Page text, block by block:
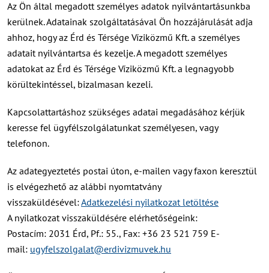
Az Ön által megadott személyes adatok nyilvántartásunkba
kerülnek. Adatainak szolgáltatásával Ön hozzájárulását adja
ahhoz, hogy az Érd és Térsége Víziközmű Kft. a személyes
adatait nyilvántartsa és kezelje. A megadott személyes
adatokat az Érd és Térsége Víziközmű Kft. a legnagyobb
körültekintéssel, bizalmasan kezeli.
Kapcsolattartáshoz szükséges adatai megadásához kérjük
keresse fel ügyfélszolgálatunkat személyesen, vagy
telefonon.
Az adategyeztetés postai úton, e-mailen vagy faxon keresztül
is elvégezhető az alábbi nyomtatvány
visszaküldésével:Adatkezelési nyilatkozat letöltése
A nyilatkozat visszaküldésére elérhetőségeink:
Postacím: 2031 Érd, Pf.: 55., Fax: +36 23 521 759 E-
mail: ugyfelszolgalat@erdivizmuvek.hu